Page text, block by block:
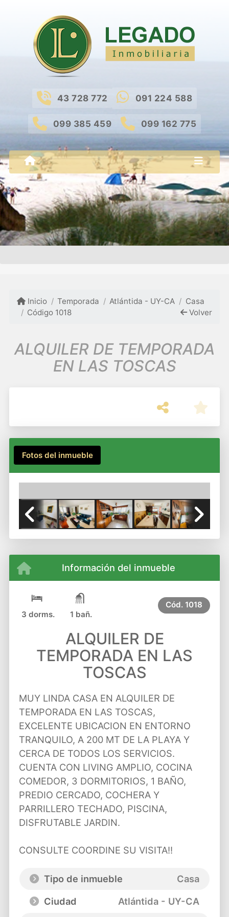
43 728 772 091 224 588
099 385 459 099 162 775
Inicio Temporada Atlántida - UY-CA
Casa
Código 1018
Volver
ALQUILER DE TEMPORADA
EN LAS TOSCAS
Fotos del inmueble
Previous Next
Información del inmueble
3 dorms. 1 bañ.
Cód. 1018
ALQUILER DE
TEMPORADA EN LAS
TOSCAS
MUY LINDA CASA EN ALQUILER DE
TEMPORADA EN LAS TOSCAS,
EXCELENTE UBICACION EN ENTORNO
TRANQUILO, A 200 MT DE LA PLAYA Y
CERCA DE TODOS LOS SERVICIOS.
CUENTA CON LIVING AMPLIO, COCINA
COMEDOR, 3 DORMITORIOS, 1 BAÑO,
PREDIO CERCADO, COCHERA Y
PARRILLERO TECHADO, PISCINA,
DISFRUTABLE JARDIN.
CONSULTE COORDINE SU VISITA!!
Tipo de inmueble
Casa
Ciudad
Atlántida - UY-CA